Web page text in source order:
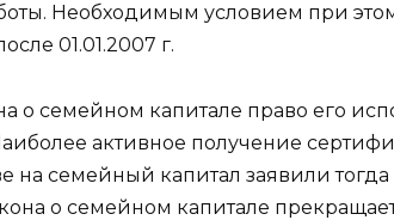
Необходимым условием при
01.01.2007 г.
о семейном капитале право его
активное получение
на семейный капитал заявили тогда
о семейном капитале